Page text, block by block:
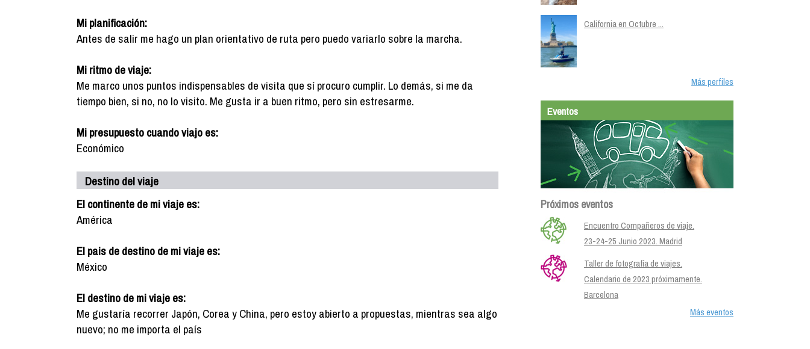
Mi planificación:
Antes de salir me hago un plan orientativo de ruta pero puedo variarlo sobre la marcha.
Mi ritmo de viaje:
Me marco unos puntos indispensables de visita que sí procuro cumplir. Lo demás, si me da
tiempo bien, si no, no lo visito. Me gusta ir a buen ritmo, pero sin estresarme.
Mi presupuesto cuando viajo es:
Económico
Destino del viaje
El continente de mi viaje es:
América
El pais de destino de mi viaje es:
México
El destino de mi viaje es:
Me gustaría recorrer Japón, Corea y China, pero estoy abierto a propuestas, mientras sea algo
nuevo; no me importa el país
California en Octubre ...
Más perfiles
Eventos
Próximos eventos
Encuentro Compañeros de viaje.
23-24-25 Junio 2023. Madrid
Taller de fotografía de viajes.
Calendario de 2023 próximamente.
Barcelona
Más eventos